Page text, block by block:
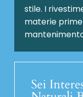
stile. I
materie
Sei